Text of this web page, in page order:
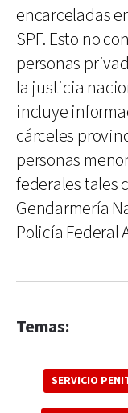
encarceladas
SPF. Esto no
personas
la justicia
incluye
cárceles
personas
federales tales
Gendarmería
Policía Federal
Temas:
SERVICIO